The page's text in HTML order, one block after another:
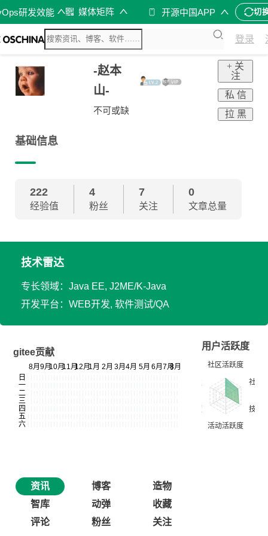
研发效能 媒体矩阵 开源中国APP 切
登录
-赵本
山-
不可或缺
+ 关
注
私 信
拉 黑
基础信息
222
经验值
4
粉丝
7
关注
0
文章总量
技术雷达
专长领域：Java EE, J2ME/K-Java
开发平台：WEB开发, 软件测试/QA
gitee贡献
用户活跃度
资讯 博客
造物
智库
动弹
收藏
评论
粉丝 关注